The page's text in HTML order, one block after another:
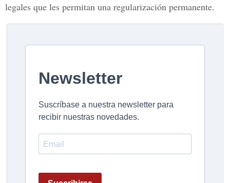
legales que les permitan una regularización permanente.